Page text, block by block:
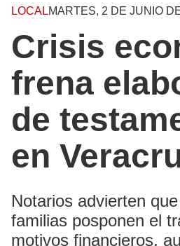
LOCALMARTES, 2 DE JUNIO
Crisis
frena
de
en
Notarios advierten
familias posponen el
motivos financieros,